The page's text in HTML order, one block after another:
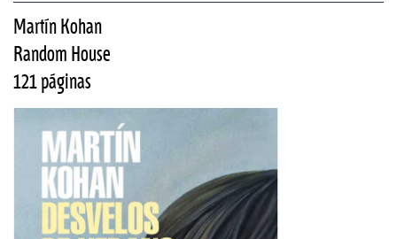
Martín Kohan
Random House
121 páginas